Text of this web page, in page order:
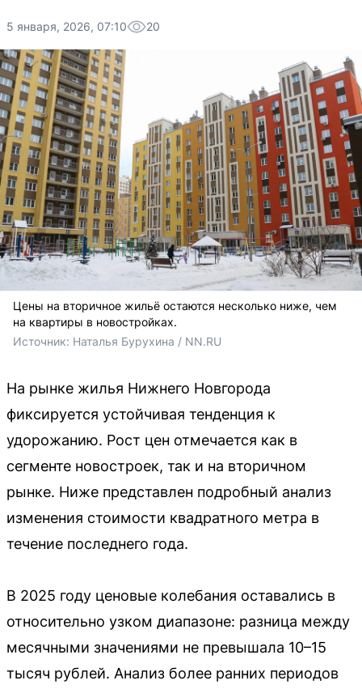
5 января, 2026, 07:10 20
Цены на вторичное жильё остаются несколько ниже, чем
на квартиры в новостройках.
Источник: Наталья Бурухина / NN.RU
На рынке жилья Нижнего Новгорода
фиксируется устойчивая тенденция к
удорожанию. Рост цен отмечается как в
сегменте новостроек, так и на вторичном
рынке. Ниже представлен подробный анализ
изменения стоимости квадратного метра в
течение последнего года.
В 2025 году ценовые колебания оставались в
относительно узком диапазоне: разница между
месячными значениями не превышала 10–15
тысяч рублей. Анализ более ранних периодов